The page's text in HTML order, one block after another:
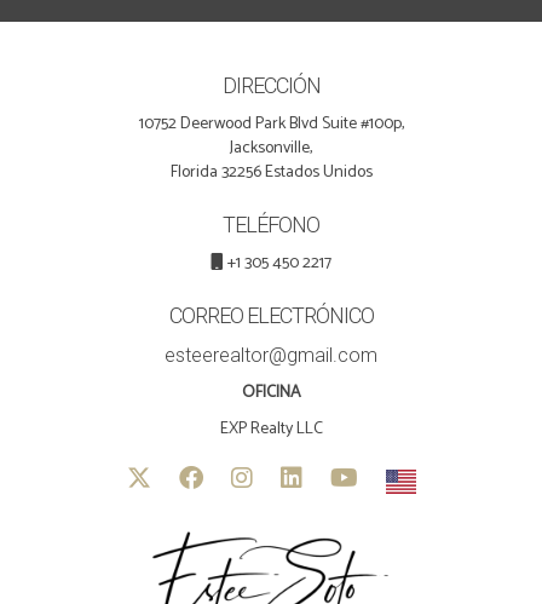
DIRECCIÓN
10752 Deerwood Park Blvd Suite #100p,
Jacksonville,
Florida 32256 Estados Unidos
TELÉFONO
+1 305 450 2217
CORREO ELECTRÓNICO
esteerealtor@gmail.com
OFICINA
EXP Realty LLC